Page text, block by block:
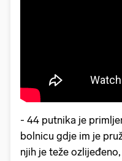
- 44 putnika je
bolnicu gdje im je
njih je teže